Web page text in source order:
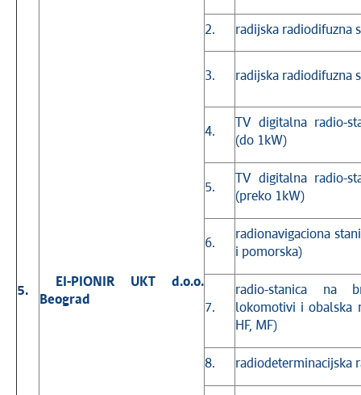
5.
EI-PIONIR UKT d.o.o.
Beograd
2. radijska radiodifuzna
3. radijska radiodifuzna
4.
TV digitalna radio-
(do 1kW)
5.
TV digitalna radio-
(preko 1kW)
6.
radionavigaciona
i pomorska)
7.
radio-stanica na
lokomotivi i obalska
HF, MF)
8. radiodeterminacijska